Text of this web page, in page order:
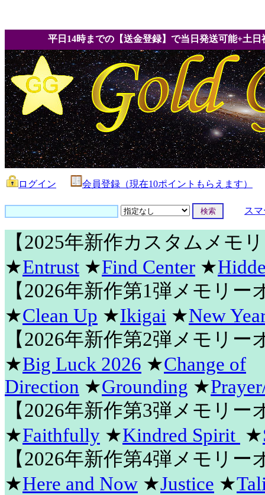
平日14時までの【送金登録】で当日発送可能+土日
ログイン 会員登録（現在10ポイントもらえます）
ス
【2025年新作カスタムメモ
★Entrust ★Find Center ★
【2026年新作第1弾メモリー
★Clean Up ★Ikigai ★New
【2026年新作第2弾メモリー
★Big Luck 2026 ★Change of
Direction ★Grounding ★
【2026年新作第3弾メモリー
★Faithfully ★Kindred Spirit ★
【2026年新作第4弾メモリー
★Here and Now ★Justice ★